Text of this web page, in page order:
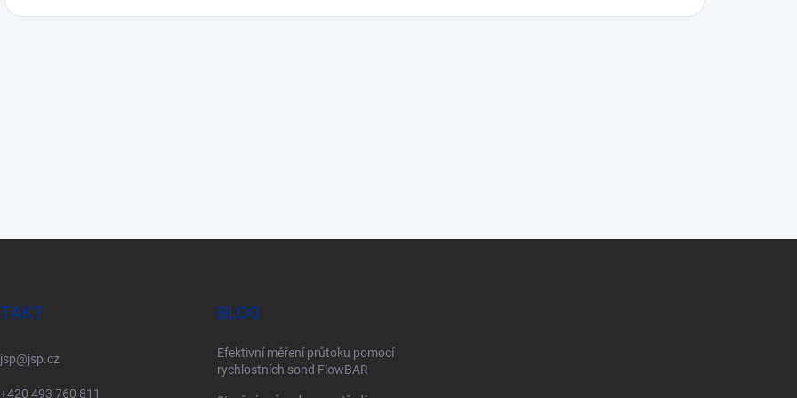
jsp@jsp.cz
+420 493 760 811
BLOG
Efektivní měření průtoku pomocí
rychlostních sond FlowBAR